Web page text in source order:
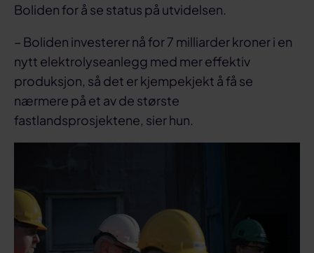
Boliden for å se status på utvidelsen.
– Boliden investerer nå for 7 milliarder kroner i en
nytt elektrolyseanlegg med mer effektiv
produksjon, så det er kjempekjekt å få se
nærmere på et av de største
fastlandsprosjektene, sier hun.